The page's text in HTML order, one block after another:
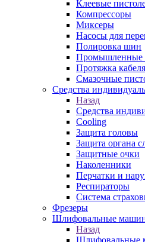
Клеевые
Компрессоры
Миксеры
Насосы для
Полировка шин
Промышленные
Протяжка кабеля
Смазочные
Средства
Назад
Средства
Cooling
Защита головы
Защита органа
Защитные очки
Наколенники
Перчатки и
Респираторы
Система
Фрезеры
Шлифовальные
Назад
Шлифовальные